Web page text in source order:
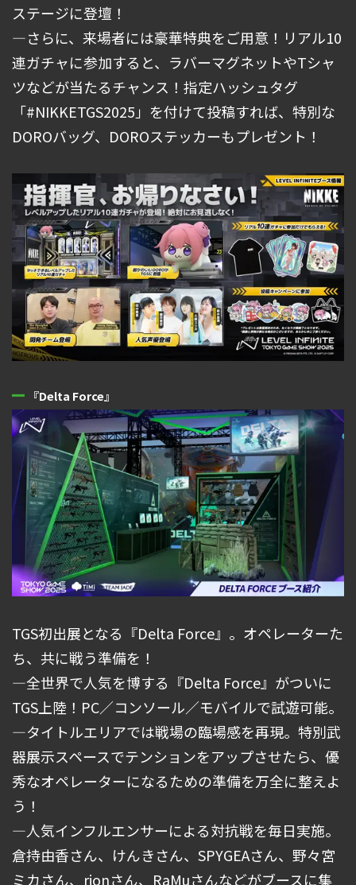
ステージに登壇！
―さらに、来場者には豪華特典をご用意！リアル10
連ガチャに参加すると、ラバーマグネットやTシャ
ツなどが当たるチャンス！指定ハッシュタグ
「#NIKKETGS2025」を付けて投稿すれば、特別な
DOROバッグ、DOROステッカーもプレゼント！
『Delta Force』
TGS初出展となる『Delta Force』。オペレーターた
ち、共に戦う準備を！
―全世界で人気を博する『Delta Force』がついに
TGS上陸！PC／コンソール／モバイルで試遊可能。
―タイトルエリアでは戦場の臨場感を再現。特別武
器展示スペースでテンションをアップさせたら、優
秀なオペレーターになるための準備を万全に整えよ
う！
―人気インフルエンサーによる対抗戦を毎日実施。
倉持由香さん、けんきさん、SPYGEAさん、野々宮
ミカさん、rionさん、RaMuさんなどがブースに集